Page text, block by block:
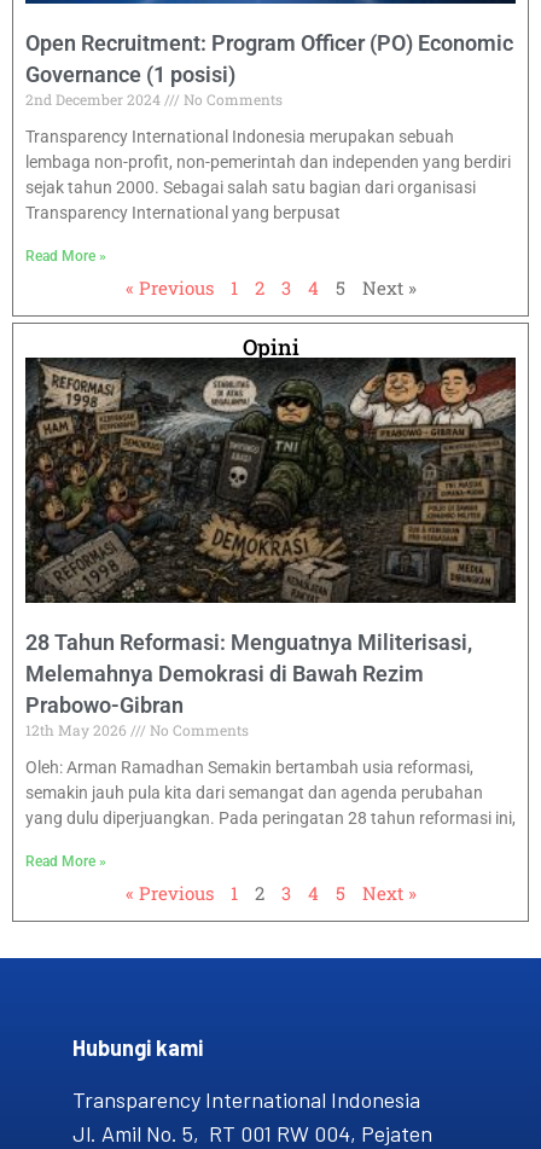
Open Recruitment: Program Officer (PO) Economic
Governance (1 posisi)
2nd December 2024
No Comments
Transparency International Indonesia merupakan sebuah
lembaga non-profit, non-pemerintah dan independen yang berdiri
sejak tahun 2000. Sebagai salah satu bagian dari organisasi
Transparency International yang berpusat
Read More »
« Previous 1 2 3 4 5 Next »
Opini
28 Tahun Reformasi: Menguatnya Militerisasi,
Melemahnya Demokrasi di Bawah Rezim
Prabowo-Gibran
12th May 2026
No Comments
Oleh: Arman Ramadhan Semakin bertambah usia reformasi,
semakin jauh pula kita dari semangat dan agenda perubahan
yang dulu diperjuangkan. Pada peringatan 28 tahun reformasi ini,
Read More »
« Previous 1 2 3 4 5 Next »
Hubungi kami​
Transparency International Indonesia
Jl. Amil No. 5, RT 001 RW 004, Pejaten